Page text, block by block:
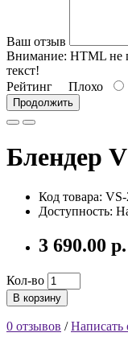
Ваш отзыв
Внимание: HTML не
текст!
Рейтинг Плохо
Продолжить
Блендер
Код товара:
Доступность:
3 690.00 р.
Кол-во
В корзину
0 отзывов /Написать